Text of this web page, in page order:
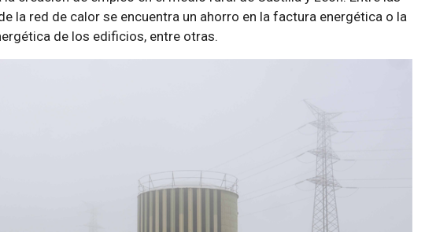
la red de calor se encuentra un ahorro en la factura energética o la
de los edificios, entre otras.